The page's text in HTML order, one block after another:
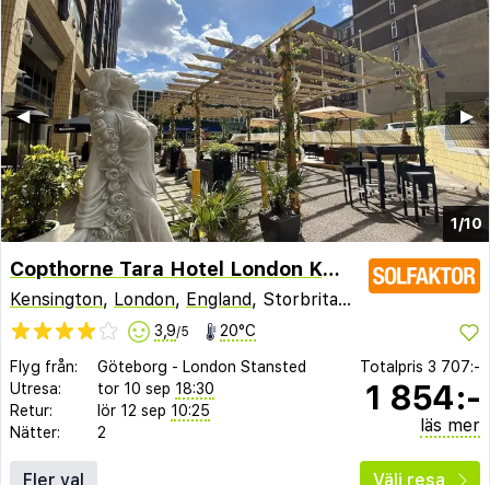
1/10
▶︎
◀︎
Copthorne Tara Hotel London Kensington
Kensington, London, England, Storbritannien
3,9/5 20°C
Flyg från: Göteborg - London Stansted
Utresa:
tor 10 sep 18:30
Retur:
lör 12 sep 10:25
Nätter:
2
Totalpris 3 707:-
1 854:-
läs mer
Fler val Välj resa